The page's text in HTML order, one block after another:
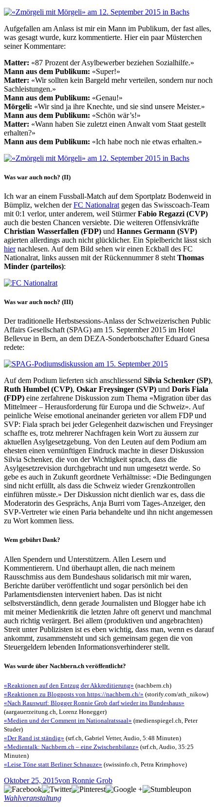
Aufgefallen am Anlass ist mir ein Mann im Publikum, der fast alles,
was gesagt wurde, kurz kommentierte. Hier ein paar Müsterchen
seiner Kommentare:
Matter: «87 Prozent der Asylbewerber beziehen Sozialhilfe.»
Mann aus dem Publikum: «Super!»
Matter: «Wir sollten kein Bargeld mehr verteilen, sondern nur noch
Sachleistungen.»
Mann aus dem Publikum: «Genau!»
Mörgeli: «Wir sind ja ihre Knechte, und sie sind unsere Meister.»
Mann aus dem Publikum: «Schön wär’s!»
Matter: «Wann haben Sie zuletzt einen Anwalt vom Staat gestellt
erhalten?»
Mann aus dem Publikum: «Ich habe noch nie etwas erhalten.»
Was war auch noch? (II)
Ich war an einem Fussball-Match auf dem Sportplatz Bodenweid in
Bümpliz, welchen derFC Nationalrat gegen das Swisscoach-Team
mit 0:1 verlor, unter anderem, weil StürmerFabio Regazzi (CVP)
auch die besten Chancen versiebte. Die weiteren Offensivkräfte
Christian Wasserfallen (FDP) und Hannes Germann (SVP)
agierten allerdings auch nicht glücklicher. Ein Spielbericht lässt sich
hiernachlesen. Auf dem Bild sehen wir einen Eckball des FC
Nationalrat, links aussen mit der Rückennummer 8 steht Thomas
Minder (parteilos):
Was war auch noch? (III)
Der traditionelle Herbstsessions-Anlass der Schweizerischen Public
Affairs Gesellschaft (SPAG) am 15. September 2015 im Hotel
Bellevue in Bern, an dem DEZA-Sonderbotschafter Eduard Gnesa
redete:
Auf dem Podium lieferten sich anschliessend Silvia Schenker (SP),
Ruth Humbel (CVP), Oskar Freysinger (SVP) und Doris Fiala
(FDP) eine zerfahrene Diskussion zum Thema «Migration über das
Mittelmeer – Herausforderung für Europa und die Schweiz». Auf
peinliche Weise emotional aneinander gerieten vor allem FDP und
SVP: Fiala sprach bei jeder Gelegenheit dazwischen und Freysinger
schaffte es, trotz mehrerer Nachfragen kein Wort zu äussern zur
aktuellen Asylgesetzgebung. Von den Leuten auf dem Podium am
ehesten einen vernünftigen Eindruck machte in dieser Diskussion
Silvia Schenker, die von der Wichtigkeit sprach, dass die
Asylgesetzrevision durchgebracht und nun umgesetzt werde. So
gebe es auch in Zukunft geordnete Verhältnisse: «Die Bedingungen
sind nicht erfüllt, als dass die Schweiz wieder Grenzkontrollen
einführen müsste.» Der Diskussion nicht dienlich war es, dass die
Moderatorin des Gesprächs, Anja Burri vom Tages-Anzeiger, den
SVP-Vertreter wie einen Paria behandelte und ihn nicht angemessen
zu Wort kommen liess.
Wem gebührt Dank?
Allen Spendern und Unterstützern. Allen Lesern und
Kommentierern. Und überhaupt allen, die nach meinem
Rausschmiss aus dem Bundeshaus solidarisch mit mir waren,
Berichte darüber veröffentlicht und sogar persönlich bei den
Parlamentsdiensten interveniert haben. Das ist nicht
selbstverständlich, denn gerade Journalisten und Blogger habe ich
mit meiner Medienkritik die letzten Jahre oft genervt und manchmal
auch richtig verärgert. Bei allem (produktiven und angebrachten)
Streit unter Publizisten ist es eben wichtig, dass man, wenn es darauf
ankommt, zusammensteht und sich gemeinsam gegen die von
Steuergeldern lebenden Informationsverhinderer stellt.
Was wurde über Nachbern.ch veröffentlicht?
«Reaktionen auf den Entzug der Akkreditierung» (nachbern.ch)
«Reaktionen zu Blogposts von https://nachbern.ch/» (storify.com/ath_nikow)
«Nach Rauswurf: Blogger Ronnie Grob darf wieder ins Bundeshaus»
(aargauerzeitung.ch, Lorenz Honegger)
«Medien und der Comment im Nationalratssaal» (medienspiegel.ch, Peter
Studer)
«Der Rand ist ständig» (srf.ch, Gabriel Vetter, Audio, 5:48 Minuten)
«Medientalk: Nachbern.ch – eine Zwischenbilanz» (srf.ch, Audio, 35:25
Minuten)
«Leise Töne statt Berliner Schnauze» (swissinfo.ch, Petra Krimphove)
Oktober 25, 2015von Ronnie Grob
Wahlveranstaltung